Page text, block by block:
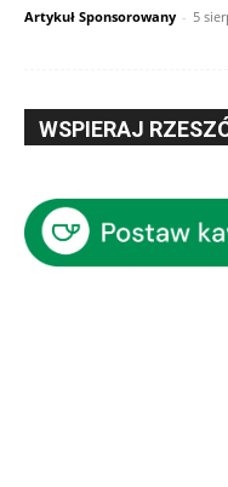
Artykuł Sponsorowany - 5
WSPIERAJ